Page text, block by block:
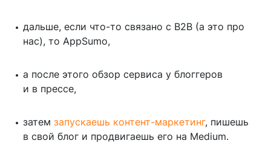
дальше, если что-то связано с B2B (а это про
нас), то AppSumo,
а после этого обзор сервиса у блоггеров
и в прессе,
затем запускаешь контент-маркетинг, пишешь
в свой блог и продвигаешь его на Medium.